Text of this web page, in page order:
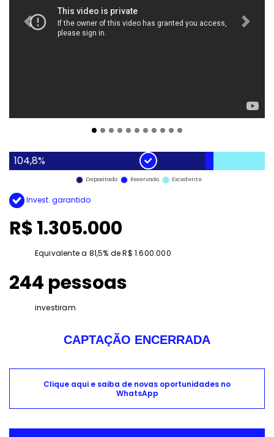
Previous Next
104,8%
Depositado Reservado Excedente
Invest. garantido
R$ 1.305.000
Equivalente a 81,5% de R$ 1.600.000
244 pessoas
investiram
CAPTAÇÃO ENCERRADA
Clique aqui e saiba de novas oportunidades no
WhatsApp